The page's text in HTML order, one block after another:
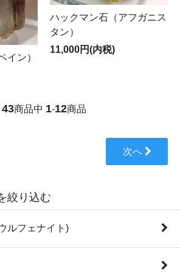
イン）
ハックマン石（アフガニス
タン）
11,000円(内税)
43商品中 1-12商品
次へ
絞り込む
ルフェナイト)